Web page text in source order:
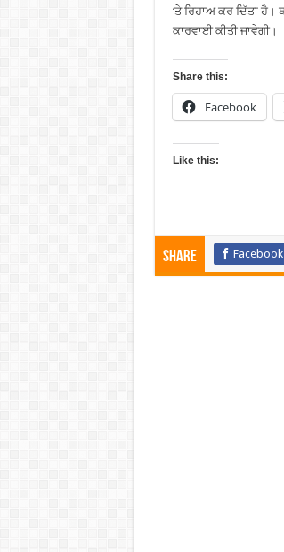
‘ਤੇ ਰਿਹਾਅ ਕਰ ਦਿੱਤਾ
ਕਾਰਵਾਈ ਕੀਤੀ ਜਾਵੇਗੀ।
Share this:
Facebook
Like this:
Share Facebook